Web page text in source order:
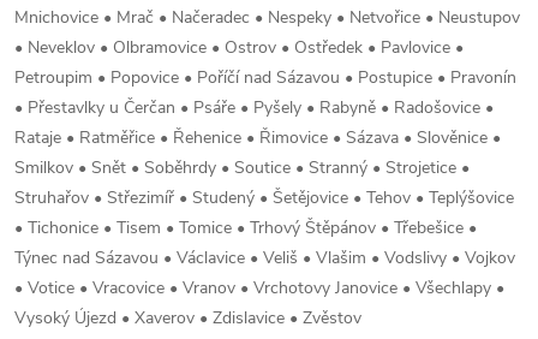
Mnichovice • Mrač • Načeradec • Nespeky • Netvořice • Neustupov
• Neveklov • Olbramovice • Ostrov • Ostředek • Pavlovice •
Petroupim • Popovice • Poříčí nad Sázavou • Postupice • Pravonín
• Přestavlky u Čerčan • Psáře • Pyšely • Rabyně • Radošovice •
Rataje • Ratměřice • Řehenice • Řimovice • Sázava • Slověnice •
Smilkov • Snět • Soběhrdy • Soutice • Stranný • Strojetice •
Struhařov • Střezimíř • Studený • Šetějovice • Tehov • Teplýšovice
• Tichonice • Tisem • Tomice • Trhový Štěpánov • Třebešice •
Týnec nad Sázavou • Václavice • Veliš • Vlašim • Vodslivy • Vojkov
• Votice • Vracovice • Vranov • Vrchotovy Janovice • Všechlapy •
Vysoký Újezd • Xaverov • Zdislavice • Zvěstov